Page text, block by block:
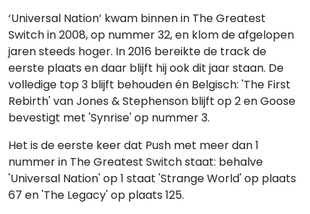
‘Universal Nation’ kwam binnen in The Greatest
Switch in 2008, op nummer 32, en klom de afgelopen
jaren steeds hoger. In 2016 bereikte de track de
eerste plaats en daar blijft hij ook dit jaar staan. De
volledige top 3 blijft behouden én Belgisch: 'The First
Rebirth' van Jones & Stephenson blijft op 2 en Goose
bevestigt met 'Synrise' op nummer 3.
Het is de eerste keer dat Push met meer dan 1
nummer in The Greatest Switch staat: behalve
'Universal Nation' op 1 staat 'Strange World' op plaats
67 en 'The Legacy' op plaats 125.